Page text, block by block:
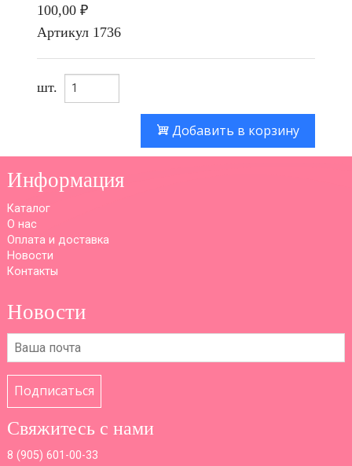
100,00 ₽
Артикул 1736
шт.
Добавить в корзину
Информация
Каталог
О нас
Оплата и доставка
Новости
Контакты
Новости
Подписаться
Свяжитесь с нами
8 (905) 601-00-33